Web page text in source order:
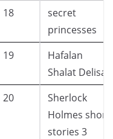
18
secret
princesses
19
Hafalan
Shalat Delisa
20
Sherlock
Holmes short
stories 3